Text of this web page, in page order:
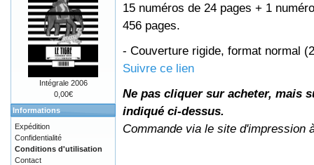
15 numéros de 24 pages + 1
456 pages.
- Couverture rigide, format normal
Suivre ce lien
Ne pas cliquer sur acheter, mais
indiqué ci-dessus.
Commande via le site d'impression
Intégrale 2006
0,00€
Informations
Expédition
Confidentialité
Conditions d'utilisation
Contact